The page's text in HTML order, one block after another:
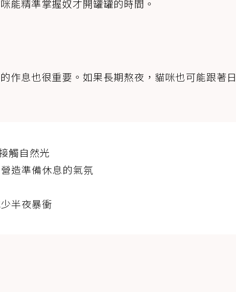
能精準掌握奴才開罐罐的時間。
作息也很重要。如果長期熬夜，貓咪也可能跟著
觸自然光
造準備休息的氣氛
半夜暴衝